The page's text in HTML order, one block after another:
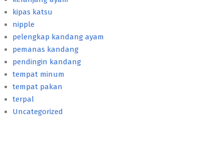
kipas katsu
nipple
pelengkap kandang ayam
pemanas kandang
pendingin kandang
tempat minum
tempat pakan
terpal
Uncategorized